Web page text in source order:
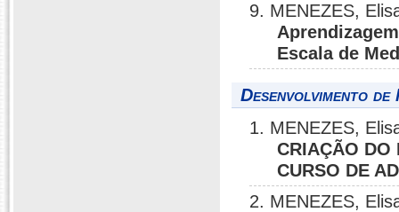
9. MENEZES,
Escala de
Desenvolvimento
1. MENEZES,
CRIAÇÃO DO
CURSO DE
2. MENEZES,